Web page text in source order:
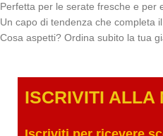
Perfetta per le serate fresche e per
Un capo di tendenza che completa
Cosa aspetti? Ordina subito la tua
ISCRIVITI ALLA